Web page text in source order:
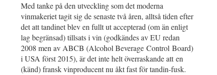
Med tanke på den utveckling som det moderna
vinmakeriet tagit sig de senaste två åren, alltså tiden efter
det att tandinet blev en fullt ut accepterad (om än enligt
lag begränsad) tillsats i vin (godkändes av EU redan
2008 men av ABCB (Alcohol Beverage Control Board)
i USA först 2015), är det inte helt överraskande att en
(känd) fransk vinproducent nu åkt fast för tandin-fusk.